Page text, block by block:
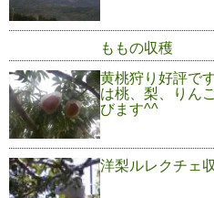
ももの収穫
黄桃狩り好評で
は桃、梨、りん
びます^^
洋梨ルレクチェ